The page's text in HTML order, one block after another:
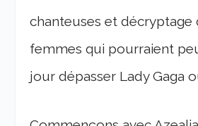
chanteuses et décryptage
femmes qui pourraient
jour dépasser Lady Gaga